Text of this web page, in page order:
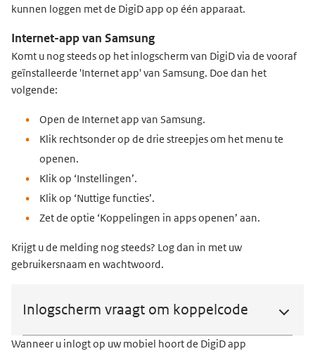
kunnen loggen met de DigiD app op één apparaat.
Internet-app van Samsung
Komt u nog steeds op het inlogscherm van DigiD via de vooraf
geïnstalleerde 'Internet app' van Samsung. Doe dan het
volgende:
Open de Internet app van Samsung.
Klik rechtsonder op de drie streepjes om het menu te
openen.
Klik op ‘Instellingen’.
Klik op ‘Nuttige functies’.
Zet de optie ‘Koppelingen in apps openen’ aan.
Krijgt u de melding nog steeds? Log dan in met uw
gebruikersnaam en wachtwoord.
Inlogscherm vraagt om koppelcode
Wanneer u inlogt op uw mobiel hoort de DigiD app